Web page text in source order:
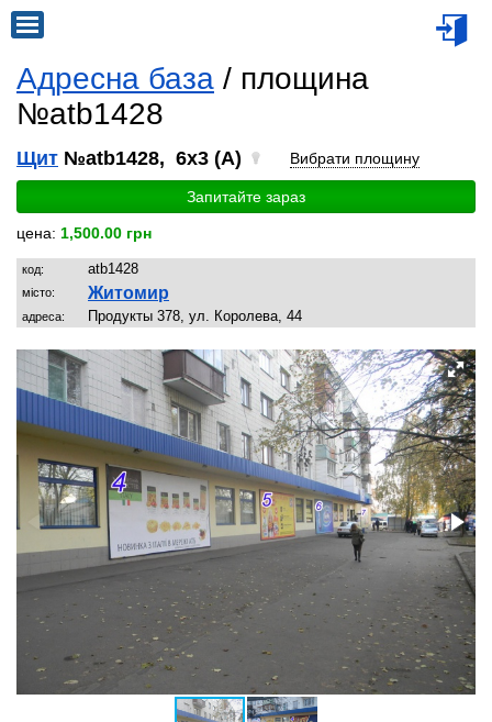
Адресна база / площина
№atb1428
Щит №atb1428, 6x3 (A) Вибрати площину
Запитайте зараз
цена: 1,500.00 грн
код: atb1428
місто: Житомир
адреса: Продукты 378, ул. Королева, 44